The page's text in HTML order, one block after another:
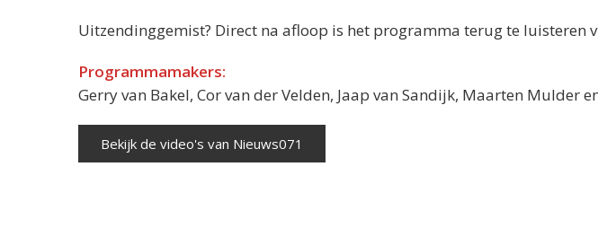
Uitzendinggemist? Direct na afloop is het programma terug te luisteren
Programmamakers:
Gerry van Bakel, Cor van der Velden, Jaap van Sandijk, Maarten Mulder
Bekijk de video's van Nieuws071